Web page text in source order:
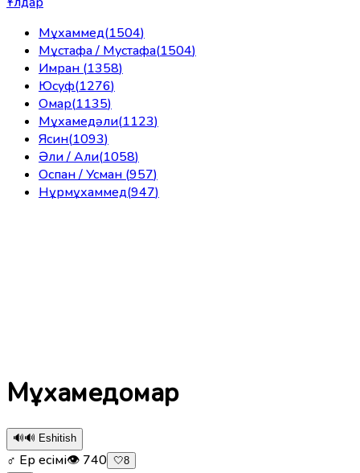
Мұхаммед(1504)
Мұстафа / Мустафа(1504)
Имран (1358)
Юсуф(1276)
Омар(1135)
Мұхамедәли(1123)
Ясин(1093)
Әли / Али(1058)
Оспан / Усман (957)
Нұрмұхаммед(947)
Мұхамедомар
🔊🔊 Eshitish
♂ Ер есімі👁 740 🤍8